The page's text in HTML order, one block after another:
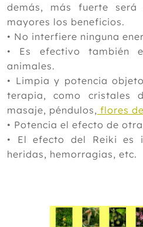
demás, más fuerte
mayores los beneficios.
• No interfiere ninguna
•
Es efectivo también
animales.
• Limpia y potencia
terapia, como cristales
masaje, péndulos, flores
• Potencia el efecto de
•
El efecto del Reiki es
heridas, hemorragias, etc.